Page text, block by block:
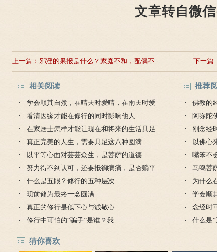
文章转自微
上一篇： 邪淫的果报是什么？家庭不和，配偶不 下一篇
相关阅读
学会顺其自然，在晴天时爱晴，在雨天时爱
雨
看清因缘才能在修行的同时影响他人
在家居士怎样才能让现在和将来的生活具足
幸福安乐？
真正完美的人生，需要具足这八种圆满
以平等心面对芸芸众生，是菩萨的道德
努力得不到认可，还要抵御病痛，是否躺平
比较好？
什么是五眼？修行的五种层次
现前修为最终一念圆满
真正的修行是低下心与诚敬心
修行中可怕的“骗子”是谁？我
推荐
佛教的
阿弥陀
迎弥陀
刚念经
什么？
以佛心
嘴笨不
马鸣菩
为什么
学会顺
雨
念经时
什么是
猜你喜欢